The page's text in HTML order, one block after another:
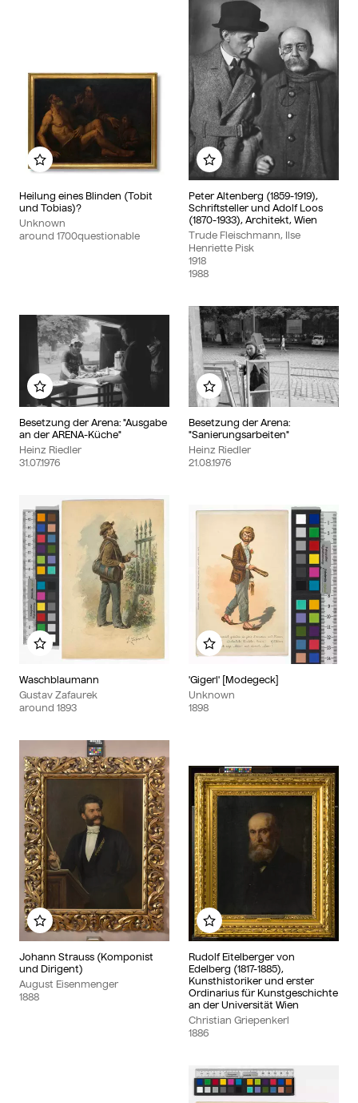
Heilung eines Blinden (Tobit
und Tobias)?
Unknown
around 1700questionable
Add to my album
Peter Altenberg (1859-1919),
Schriftsteller und Adolf Loos
(1870-1933), Architekt, Wien
Trude Fleischmann, Ilse
Henriette Pisk
1918
1988
Add to my album
Besetzung der Arena: "Ausgabe
an der ARENA-Küche"
Heinz Riedler
31.07.1976
Add to my album
Besetzung der Arena:
"Sanierungsarbeiten"
Heinz Riedler
21.08.1976
Add to my album
Waschblaumann
Gustav Zafaurek
around 1893
Add to my album
'Gigerl' [Modegeck]
Unknown
1898
Add to my album
Johann Strauss (Komponist
und Dirigent)
August Eisenmenger
1888
Add to my album
Rudolf Eitelberger von
Edelberg (1817-1885),
Kunsthistoriker und erster
Ordinarius für Kunstgeschichte
an der Universität Wien
Christian Griepenkerl
1886
Add to my album